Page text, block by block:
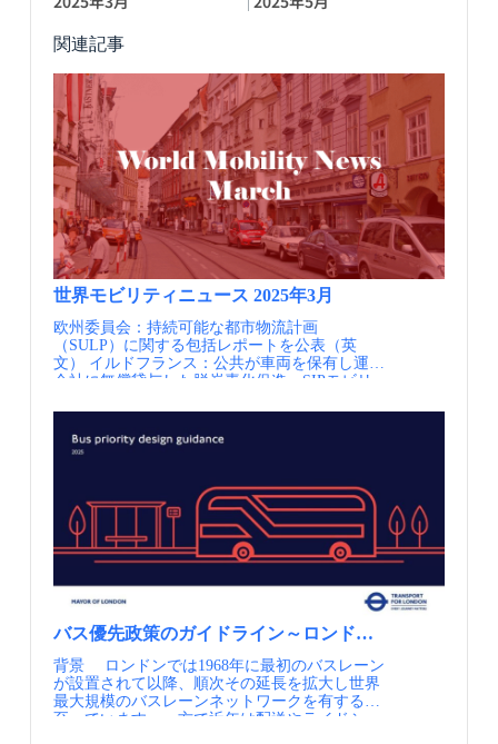
関連記事
世界モビリティニュース 2025年3月
欧州委員会：持続可能な都市物流計画
（SULP）に関する包括レポートを公表（英
文） イルドフランス：公共が車両を保有し運営
会社に無償貸与した脱炭素化促進、SIPモビリ
タ連携の取り組み、SIPモビリティ知恵袋 パ
リ：バス車庫近代化と都市内物流ハブとの連携
による空間のリ・デザイン政策、SIPモビリテ
よるリ・デザイン、SIPモビリティ知恵袋 ドイ
ツ：ドイツ連邦デジタル・交通省（BMDV）
は、連邦内閣が「徒歩交通戦略」を承認（英
文） ドイツ：ルフトハンザとドイツ鉄道、連携
ルグ：脱炭素化を推進するモビリティハブの取
ルとバーチャルが連動した次世代の都市交通の
リ・デザイン戦略 MaaSアライアンス：企業向
けMaaSのホワイトペーパーを公開（英文） オ
ーストリア：スターアライアンスとオーストリ
ア連邦鉄道、インターモーダル接続を強化 情報
提供元：一般社団法人日本モビリティ・マネジ
バス優先政策のガイドライン～ロンドン市交通局2025
背景 ロンドンでは1968年に最初のバスレーン
が設置されて以降、順次その延長を拡大し世界
最大規模のバスレーンネットワークを有するに
至っています。一方で近年は配送やライドシェ